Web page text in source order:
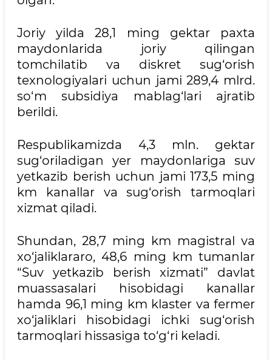
Joriy yilda 28,1 ming gektar paxta
maydonlarida joriy qilingan
tomchilatib va diskret sug‘orish
texnologiyalari uchun jami 289,4 mlrd.
so‘m subsidiya mablag‘lari ajratib
berildi.
Respublikamizda 4,3 mln. gektar
sug‘oriladigan yer maydonlariga suv
yetkazib berish uchun jami 173,5 ming
km kanallar va sug‘orish tarmoqlari
xizmat qiladi.
Shundan, 28,7 ming km magistral va
xo‘jaliklararo, 48,6 ming km tumanlar
“Suv yetkazib berish xizmati” davlat
muassasalari hisobidagi kanallar
hamda 96,1 ming km klaster va fermer
xo‘jaliklari hisobidagi ichki sug‘orish
tarmoqlari hissasiga to‘g‘ri keladi.